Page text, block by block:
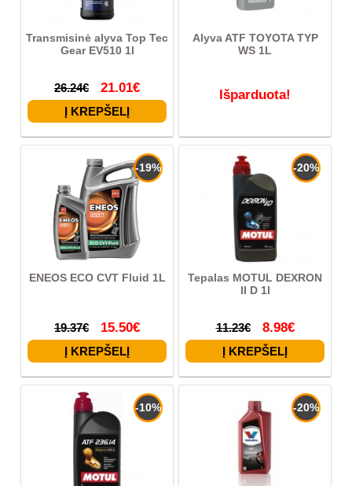
Transmisinė alyva Top Tec
Gear EV510 1l
26.24€ 21.01€
Alyva ATF TOYOTA TYP
WS 1L
Išparduota!
-19%
ENEOS ECO CVT Fluid 1L
19.37€ 15.50€
-20%
Tepalas MOTUL DEXRON
II D 1l
11.23€ 8.98€
-10% -20%